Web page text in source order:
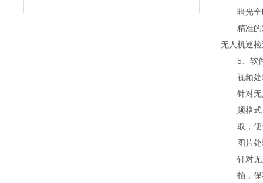
暗光全
精准的对
⽆⼈机巡
5、软
视频处
针对⽆⼈
频格式，
取，便
图⽚处
针对⽆⼈
拍，保存